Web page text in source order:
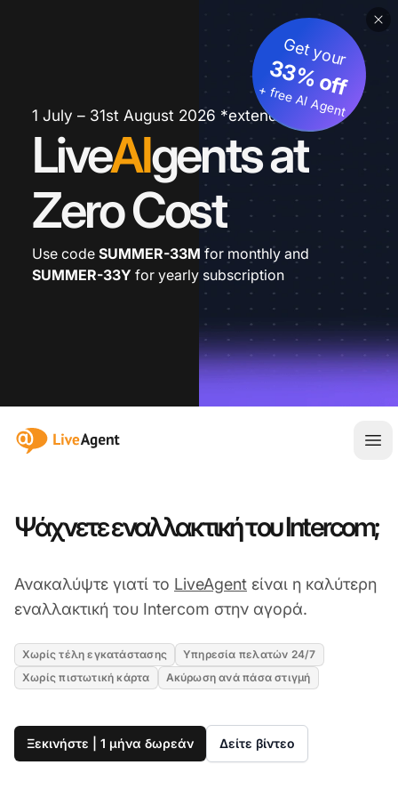
1 July – 31st August 2026 *extended
LiveAIgents at
Zero Cost
Get your
33% off
+ free AI Agent
Use code SUMMER-33M for monthly and
SUMMER-33Y for yearly subscription
:site.title
Ψάχνετε εναλλακτική του Intercom;
Ανακαλύψτε γιατί το LiveAgent είναι η καλύτερη
εναλλακτική του Intercom στην αγορά.
Χωρίς τέλη εγκατάστασης
Υπηρεσία πελατών 24/7
Χωρίς πιστωτική κάρτα
Ακύρωση ανά πάσα στιγμή
Ξεκινήστε | 1 μήνα δωρεάν Δείτε βίντεο